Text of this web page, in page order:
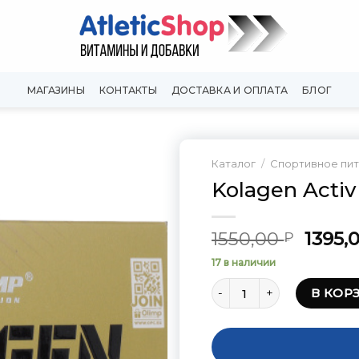
МАГАЗИНЫ КОНТАКТЫ ДОСТАВКА И ОПЛАТА БЛОГ
в
Каталог / Спортивное
Kolagen
1550,00₽
17 в наличии
Количество товара
В